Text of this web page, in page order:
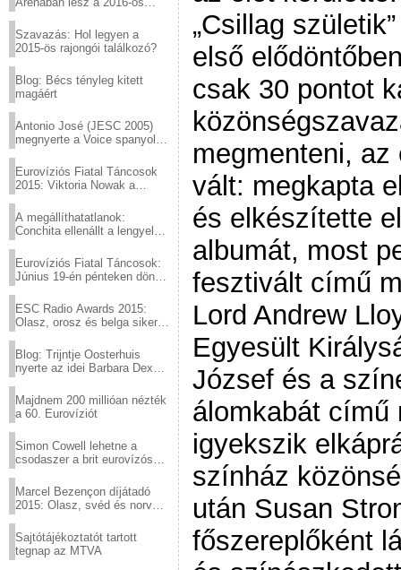
Szavazás: Hol legyen a
2015-ös rajongói találkozó?
Blog: Bécs tényleg kitett
magáért
Antonio José (JESC 2005)
megnyerte a Voice spanyol
Eurovíziós Fiatal Táncosok
2015: Viktoria Nowak a
A megállíthatatlanok:
Conchita ellenállt a lengyel
Eurovíziós Fiatal Táncosok:
Június 19-én pénteken döntő
ESC Radio Awards 2015:
Olasz, orosz és belga siker,
Blog: Trijntje Oosterhuis
nyerte az idei Barbara Dex
Majdnem 200 millióan nézték
a 60. Eurovíziót
Simon Cowell lehetne a
csodaszer a brit eurovízós
Marcel Bezençon díjátadó
2015: Olasz, svéd és norvég
Sajtótájékoztatót tartott
tegnap az MTVA
„Csillag
első
csak 30 pontot
megmenteni,
vált: megkapta
és elkészítette
albumát, most
fesztivált című
Lord Andrew
Egyesült
József és a
álomkabát című
igyekszik
színház
után Susan
főszereplőként